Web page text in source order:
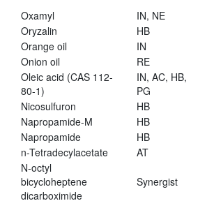
Oxamyl
IN, NE
Oryzalin
HB
Orange oil
IN
Onion oil
RE
Oleic acid (CAS 112-
80-1)
IN, AC, HB,
PG
Nicosulfuron
HB
Napropamide-M
HB
Napropamide
HB
n-Tetradecylacetate
AT
N-octyl
bicycloheptene
dicarboximide
Synergist